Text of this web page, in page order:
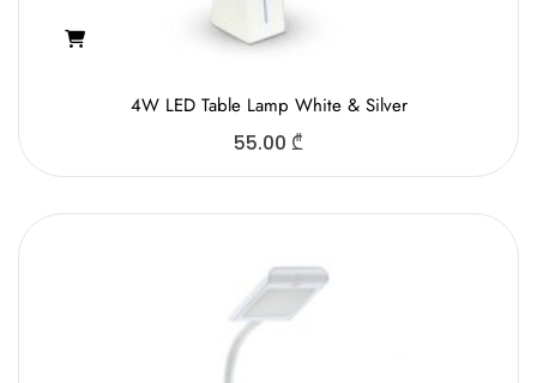
4W LED Table Lamp White & Silver
55.00 ₾